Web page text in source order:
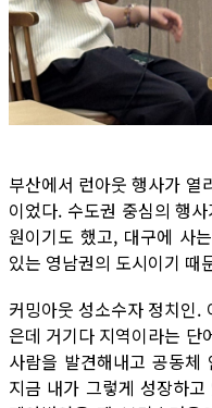
부산에서 런아웃 행사가 열
이었다. 수도권 중심의 행
원이기도 했고, 대구에 사
있는 영남권의 도시이기 때
커밍아웃 성소수자 정치인.
은데 거기다 지역이라는 단
사람을 발견해내고 공동
지금 내가 그렇게 성장하